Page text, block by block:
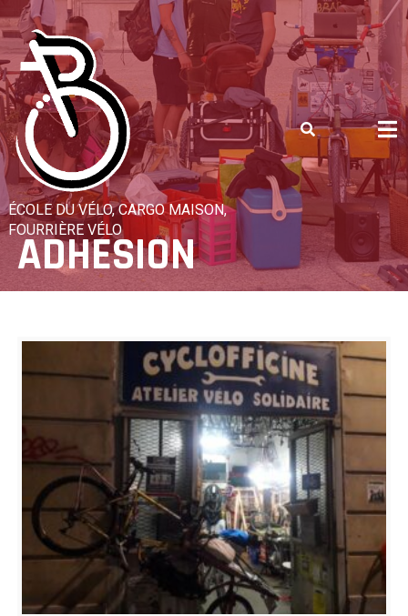
Skip
to
content
ÉCOLE DU VÉLO, CARGO MAISON,
FOURRIÈRE VÉLO
ADHESION